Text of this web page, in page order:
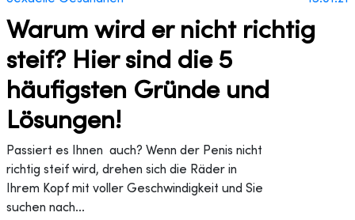
Warum wird er nicht richtig
steif? Hier sind die 5
häufigsten Gründe und
Lösungen!
Passiert es Ihnen auch? Wenn der Penis nicht
richtig steif wird, drehen sich die Räder in
Ihrem Kopf mit voller Geschwindigkeit und Sie
suchen nach...